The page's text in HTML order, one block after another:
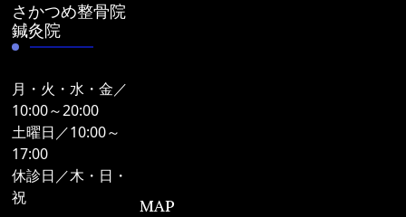
さかつめ整骨院
鍼灸院
月・火・水・金／
10:00～20:00
土曜日／10:00～
17:00
休診日／木・日・
祝
MAP